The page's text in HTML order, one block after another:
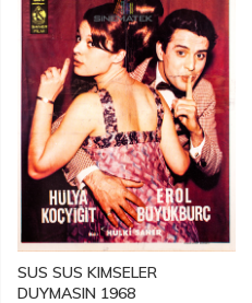
SUS SUS KIMSELER
DUYMASIN 1968